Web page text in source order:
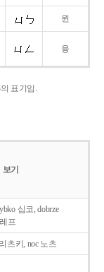
윈
융
표기임.
보기
십코, dobrze
프
츠키, noc 노츠